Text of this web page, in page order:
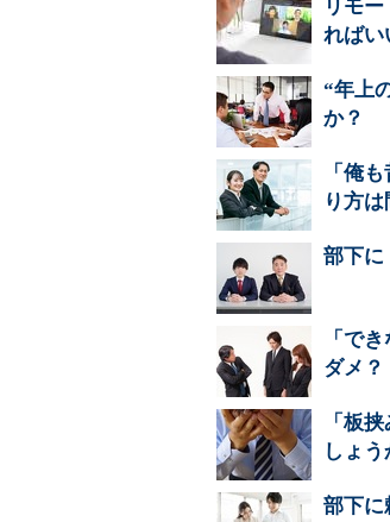
リモ
ればい
“年上
か？
「俺
り方
部下に
「で
ダメ？
「板
しょう
部下に